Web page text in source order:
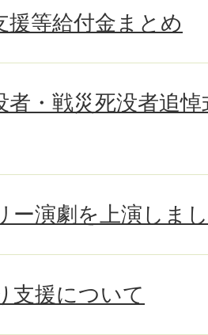
援等給付金まとめ
者・戦災死没者追
ー演劇を上演しま
支援について